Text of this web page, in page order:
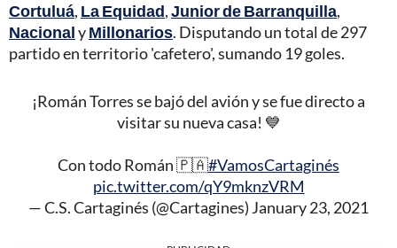
Cortuluá, La Equidad,Junior de Barranquilla,
NacionalyMillonarios. Disputando un total de 297
partido en territorio 'cafetero', sumando 19 goles.
¡Román Torres se bajó del avión y se fue directo a
visitar su nueva casa! 💙
Con todo Román 🇵🇦#VamosCartaginés
pic.twitter.com/qY9mknzVRM
— C.S. Cartaginés (@Cartagines) January 23, 2021